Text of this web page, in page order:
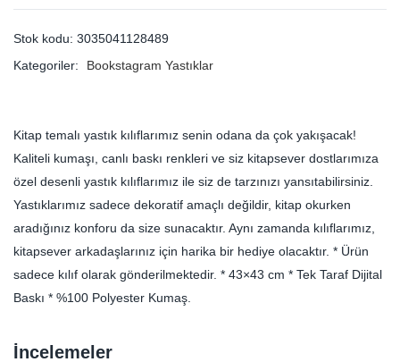
Stok kodu: 3035041128489
Kategoriler:
Bookstagram Yastıklar
Kitap temalı yastık kılıflarımız senin odana da çok yakışacak!
Kaliteli kumaşı, canlı baskı renkleri ve siz kitapsever dostlarımıza
özel desenli yastık kılıflarımız ile siz de tarzınızı yansıtabilirsiniz.
Yastıklarımız sadece dekoratif amaçlı değildir, kitap okurken
aradığınız konforu da size sunacaktır. Aynı zamanda kılıflarımız,
kitapsever arkadaşlarınız için harika bir hediye olacaktır. * Ürün
sadece kılıf olarak gönderilmektedir. * 43×43 cm * Tek Taraf Dijital
Baskı * %100 Polyester Kumaş.
İncelemeler